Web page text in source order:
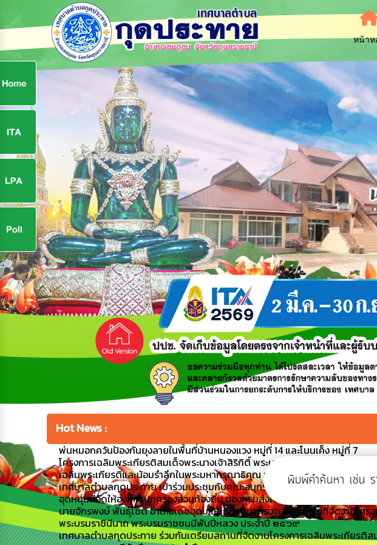
หน้าห
Hot News :
พ่นหมอกควันป้องกันยุงลายในพื้นที่บ้านหนองแวง หมู่ที่ 14 และโนนเค็ง หมู่ที่ 7
โครงการเฉลิมพระเกียรติสมเด็จพระนางเจ้าสิริกิติ์ พระบรมราชินีนาถ พระบรมร
เฉลิมพระเกียรติและน้อมรำลึกในพระมหากรุณาธิคุณ เนื่องในโอกาสวันคล้ายวันพระ
เทศบาลตำบลกุดประทาย เข้าร่วมประชุมกับคณะอนุกรรมาธิการท้องถิ่น เทศบาลน
อุดหนุนที่จัดให้องค์กรปกครองส่วนท้องถิ่น ของกรมส่งเสริมการปกครองส่วนท้องถิ่น
นายจักรพงษ์ พันธุ์โชติ อำเภอเดชอุดม ให้เกียรติมาตรวจเยี่ยมสถานที่จัดงานโคร
พระบรมราชินีนาถ พระบรมราชชนนีพันปีหลวง ประจำปี ๒๕๖๙
เทศบาลตำบลกุดประทาย ร่วมกันเตรียมสถานที่จัดงานโครงการเฉลิมพระเกียรติ